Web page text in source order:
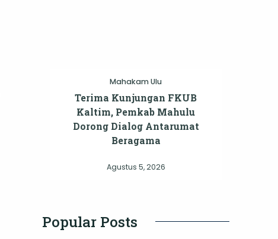
Mahakam Ulu
Terima Kunjungan FKUB
Kaltim, Pemkab Mahulu
Dorong Dialog Antarumat
Beragama
Agustus 5, 2026
Popular Posts